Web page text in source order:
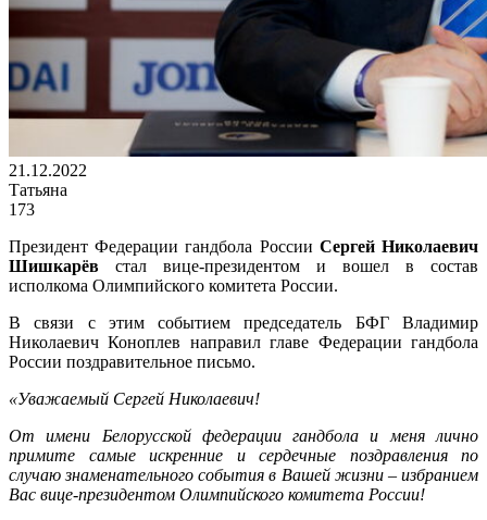
21.12.2022
Татьяна
173
Президент Федерации гандбола России Сергей Николаевич
Шишкарёв стал вице-президентом и вошел в состав
исполкома Олимпийского комитета России.
В связи с этим событием председатель БФГ Владимир
Николаевич Коноплев направил главе Федерации гандбола
России поздравительное письмо.
«Уважаемый Сергей Николаевич!
От имени Белорусской федерации гандбола и меня лично
примите самые искренние и сердечные поздравления по
случаю знаменательного события в Вашей жизни – избранием
Вас вице-президентом Олимпийского комитета России!